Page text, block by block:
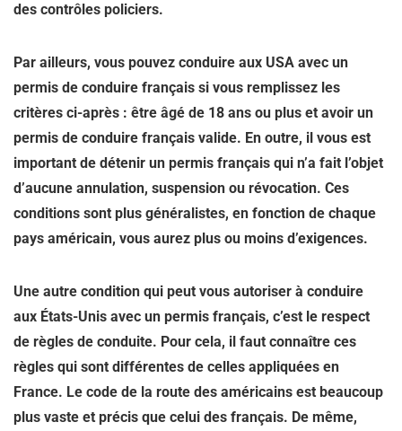
des contrôles policiers.
Par ailleurs, vous pouvez conduire aux USA avec un
permis de conduire français si vous remplissez les
critères ci-après : être âgé de 18 ans ou plus et avoir un
permis de conduire français valide. En outre, il vous est
important de détenir un permis français qui n’a fait l’objet
d’aucune annulation, suspension ou révocation. Ces
conditions sont plus généralistes, en fonction de chaque
pays américain, vous aurez plus ou moins d’exigences.
Une autre condition qui peut vous autoriser à conduire
aux États-Unis avec un permis français, c’est le respect
de règles de conduite. Pour cela, il faut connaître ces
règles qui sont différentes de celles appliquées en
France. Le code de la route des américains est beaucoup
plus vaste et précis que celui des français. De même,